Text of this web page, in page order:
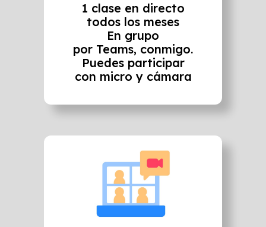
1 clase en directo
todos los meses
En grupo
por Teams, conmigo.
Puedes participar
con micro y cámara